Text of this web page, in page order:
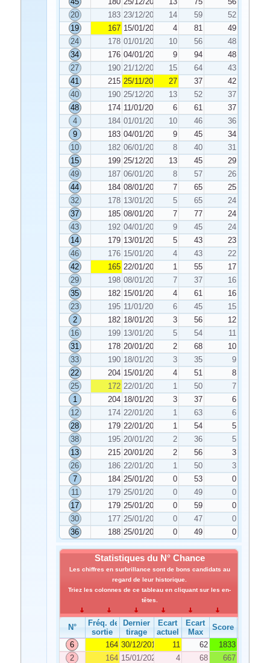
20
183 23/12/2019 14 59
52
19
167 15/01/2020 4 81
49
24
178 01/01/2020 10 56
48
34
176 04/01/2020 9 94
48
27
190 21/12/2019 15 64
43
41
215 25/11/2019 27 37
42
40
190 25/12/2019 13 52
37
48
174 11/01/2020 6 61
37
4
184 01/01/2020 10 46
36
9
183 04/01/2020 9 45
34
10
182 06/01/2020 8 40
31
15
199 25/12/2019 13 45
29
49
187 06/01/2020 8 57
26
44
184 08/01/2020 7 65
25
32
178 13/01/2020 5 65
24
37
185 08/01/2020 7 77
24
43
192 04/01/2020 9 45
24
14
179 13/01/2020 5 43
23
46
176 15/01/2020 4 43
22
42
165 22/01/2020 1 55
17
29
198 08/01/2020 7 37
16
35
182 15/01/2020 4 61
16
23
195 11/01/2020 6 45
15
2
182 18/01/2020 3 56
12
16
199 13/01/2020 5 54
11
31
178 20/01/2020 2 68
10
33
190 18/01/2020 3 35
9
22
204 15/01/2020 4 51
8
25
172 22/01/2020 1 50
7
1
204 18/01/2020 3 37
6
12
174 22/01/2020 1 63
6
28
179 22/01/2020 1 54
5
38
195 20/01/2020 2 36
5
13
215 20/01/2020 2 56
3
26
186 22/01/2020 1 50
3
7
184 25/01/2020 0 53
0
11
179 25/01/2020 0 49
0
17
179 25/01/2020 0 59
0
30
177 25/01/2020 0 47
0
36
188 25/01/2020 0 49 0
Statistiques du N° Chance
Les chiffres en surbrillance sont de bons candidats au
regard de leur historique.
Triez les colonnes de ce tableau en cliquant sur les en-
têtes.
N°
Fréq. de
sortie
Dernier
tirage
Ecart
actuel
Ecart
Max
Score
6
164 30/12/2019 11 62
1833
2
164 15/01/2020 4 68
667